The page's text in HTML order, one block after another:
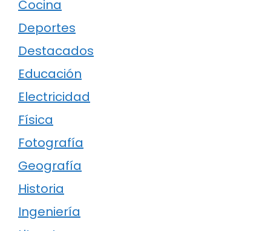
Cocina
Deportes
Destacados
Educación
Electricidad
Física
Fotografía
Geografía
Historia
Ingeniería